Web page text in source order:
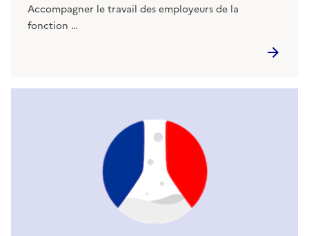
Accompagner le travail des employeurs de la
fonction …